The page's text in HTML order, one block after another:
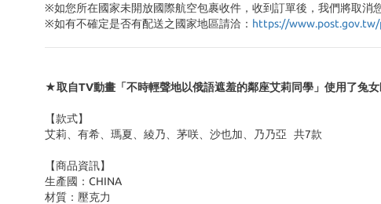
※如您所在國家未開放國際航空包裹收件，收到訂單後，我們將取消
※如有不確定是否有配送之國家地區請洽： https://
★取自TV動畫「不時輕聲地以俄語遮羞的鄰座艾莉同學」使用了兔
【款式】
艾莉、有希、瑪夏、綾乃、茅咲、沙也加、乃乃亞 共7款
【商品資訊】
生產國：CHINA
材質：壓克力